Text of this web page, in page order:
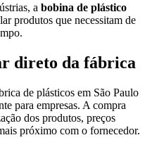
a bobina de plástico
produtos que necessitam de
direto da fábrica
de plásticos em São Paulo
para empresas. A compra
dos produtos, preços
próximo com o fornecedor.